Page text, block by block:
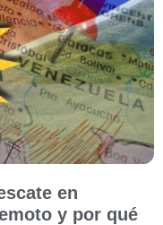
en
y por qué